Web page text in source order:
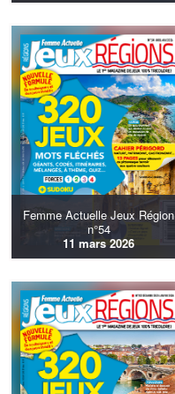
Femme Actuelle Jeux Région
n°54
11 mars 2026